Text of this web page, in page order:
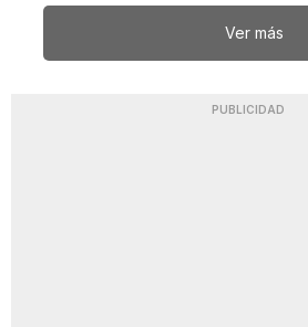
Ver más
PUBLICIDAD